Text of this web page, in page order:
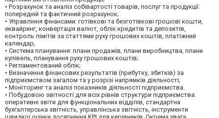
• Розрахунок та аналіз собівартості товарів, послуг та продукції:
попередній та фактичний розрахунок;
• Управління фінансами: готівкові та безготівкові грошові кошти,
еквайринг, конвертація валют, облік кредитів та депозитів,
контроль лімітів за статтями руху грошових коштів, платіжний
календар,
• Система планування: плани продажів, плани виробництва, плани
купівель, планування руху грошових коштів;
• Регламентований облік;
• Визначення фінансових результатів (прибутку, збитків) за
підприємством загалом та у розрізі напрямків діяльності;
• Моніторинг та аналіз показників діяльності підприємства.
• Побудовою звітності для всіх рівнів структури підприємства:
оперативні звіти для функціональних відділів, стандартна
бухгалтерська звітність, управлінська звітність, інструменти